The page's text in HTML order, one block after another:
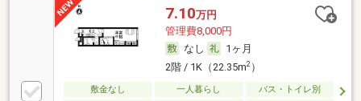
7.10万円
管理費8,000円
なし
1ヶ月
2階 / 1K（22.35m2）
敷金なし 一人暮らし バス・トイレ別